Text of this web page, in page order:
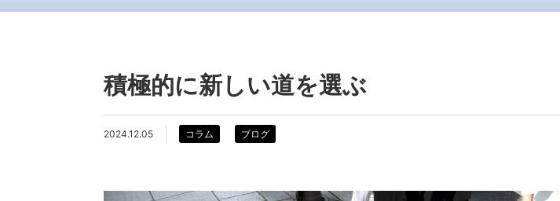
積極的に新しい道を選ぶ
2024.12.05 コラム ブログ